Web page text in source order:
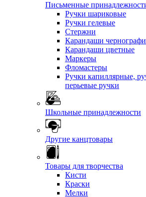
Письменные
Ручки шариковые
Ручки гелевые
Стержни
Карандаши
Карандаши цветные
Маркеры
Фломастеры
Ручки капиллярные,
перьевые ручки
Школьные принадлежности
Другие канцтовары
Товары для творчества
Кисти
Краски
Мелки